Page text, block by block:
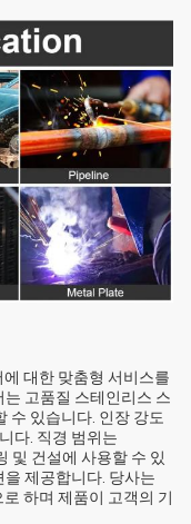
대한 맞춤형 서비스를
고품질 스테인리스 스
수 있습니다. 인장 강도
다. 직경 범위는
및 건설에 사용할 수 있
을 제공합니다. 당사는
하며 제품이 고객의 기